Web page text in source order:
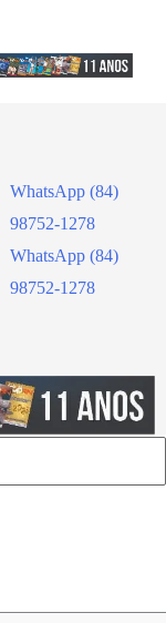
WhatsApp (84)
98752-1278
WhatsApp (84)
98752-1278